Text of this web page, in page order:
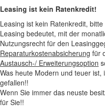
Leasing ist kein Ratenkredit!
Leasing ist kein Ratenkredit,
Leasing bedeutet, mit der
Nutzungsrecht für den
Reparaturkostenabsicherung für
Austausch-/ Erweiterungsoption
Was heute Modern und teuer
gefallen!!
Wenn Sie immer das neuste
für Sie!!